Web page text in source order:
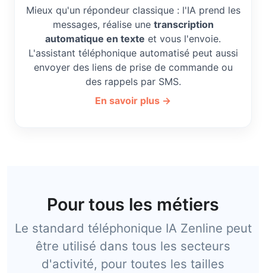
Mieux qu'un répondeur classique : l'IA prend les
messages, réalise une transcription
automatique en texte et vous l'envoie.
L'assistant téléphonique automatisé peut aussi
envoyer des liens de prise de commande ou
des rappels par SMS.
En savoir plus →
Pour tous les métiers
Le standard téléphonique IA Zenline peut
être utilisé dans tous les secteurs
d'activité, pour toutes les tailles